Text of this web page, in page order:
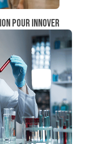
pour innover